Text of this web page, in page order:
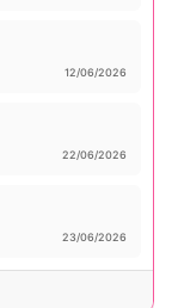
Actualizado:
12/06/2026
Actualizado:
22/06/2026
Actualizado:
23/06/2026